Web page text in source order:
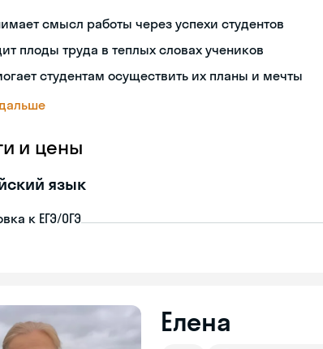
смысл работы через успехи студентов
плоды труда в теплых словах учеников
студентам осуществить их планы и мечты
и цены
язык
к ЕГЭ/ОГЭ
Елена